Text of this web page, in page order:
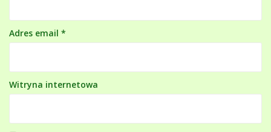
Adres email *
Witryna internetowa